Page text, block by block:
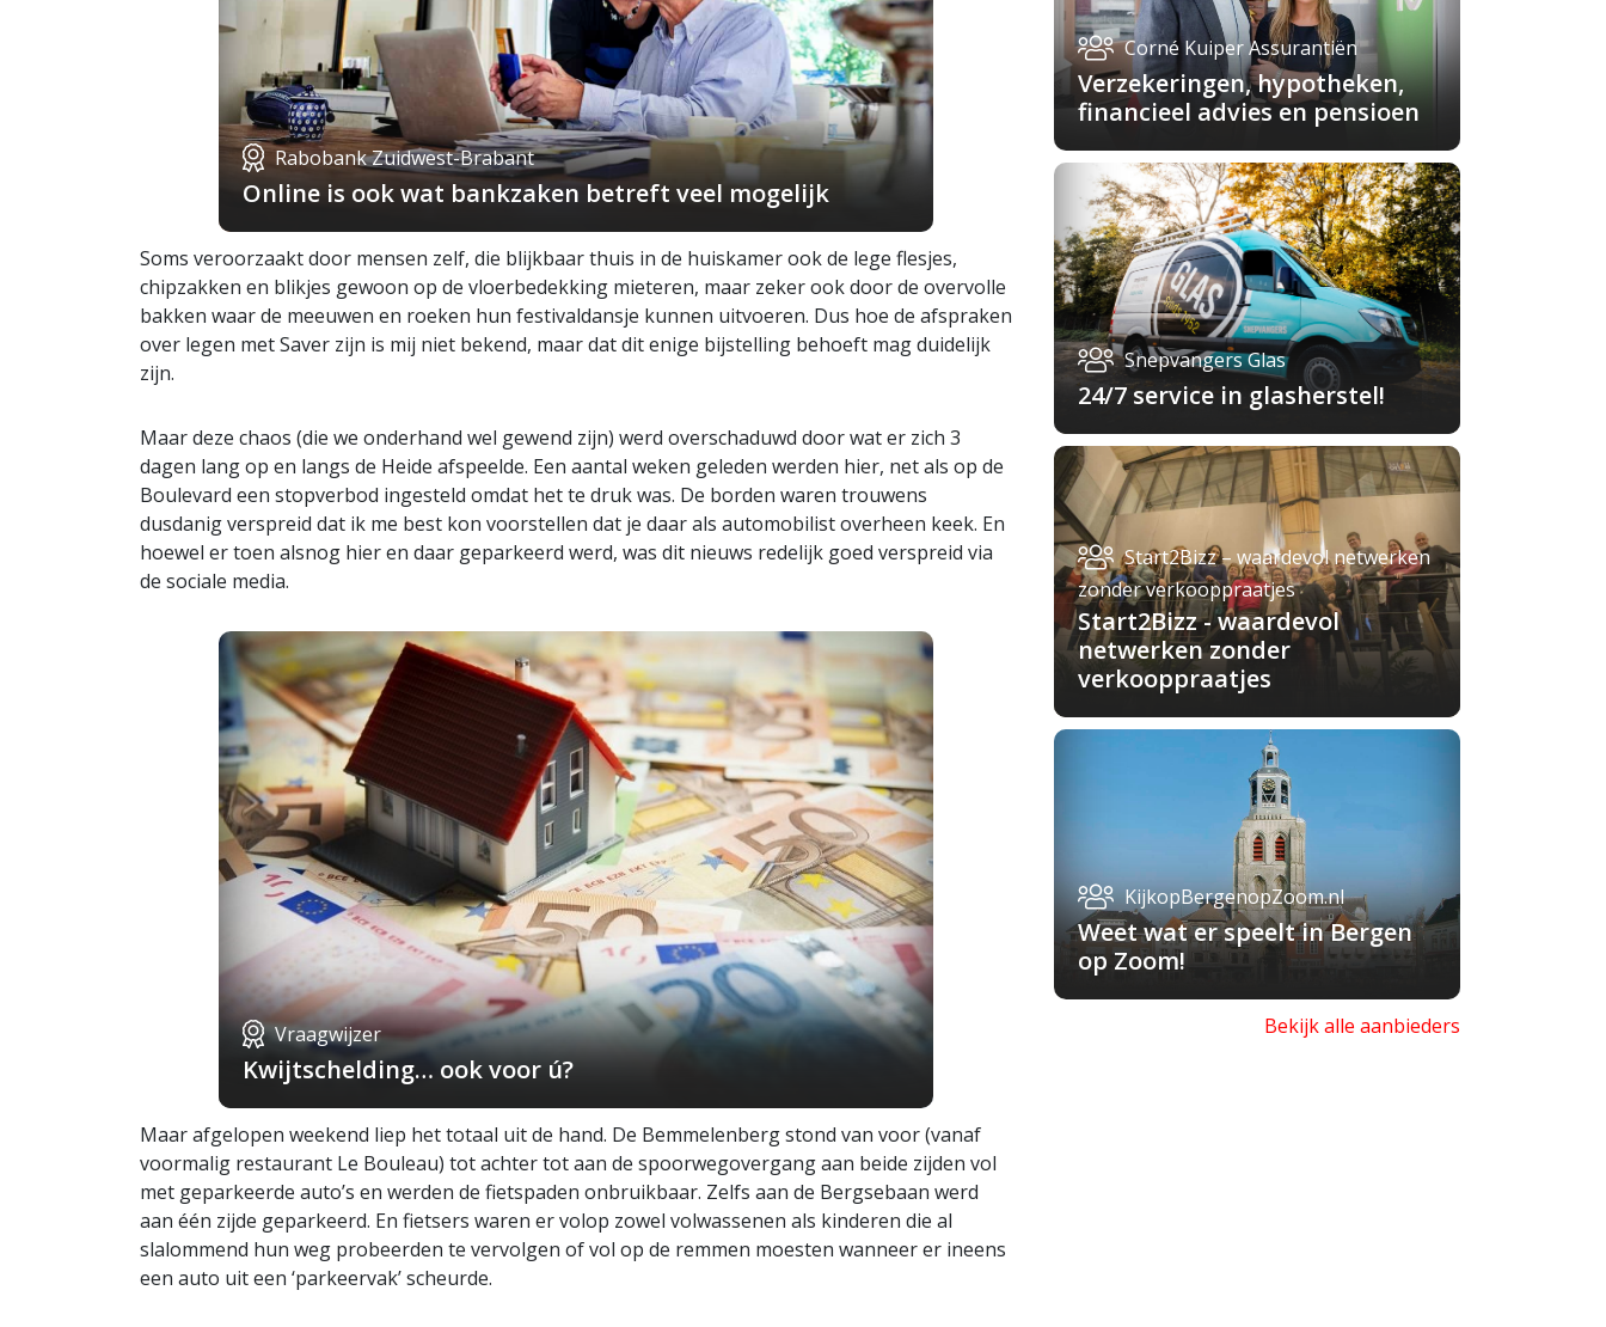
Rabobank Zuidwest-Brabant
Online is ook wat bankzaken betreft veel mogelijk
Soms veroorzaakt door mensen zelf, die blijkbaar thuis in de huiskamer ook de lege flesjes,
chipzakken en blikjes gewoon op de vloerbedekking mieteren, maar zeker ook door de overvolle
bakken waar de meeuwen en roeken hun festivaldansje kunnen uitvoeren. Dus hoe de afspraken
over legen met Saver zijn is mij niet bekend, maar dat dit enige bijstelling behoeft mag duidelijk
zijn.
Maar deze chaos (die we onderhand wel gewend zijn) werd overschaduwd door wat er zich 3
dagen lang op en langs de Heide afspeelde. Een aantal weken geleden werden hier, net als op de
Boulevard een stopverbod ingesteld omdat het te druk was. De borden waren trouwens
dusdanig verspreid dat ik me best kon voorstellen dat je daar als automobilist overheen keek. En
hoewel er toen alsnog hier en daar geparkeerd werd, was dit nieuws redelijk goed verspreid via
de sociale media.
Vraagwijzer
Kwijtschelding… ook voor ú?
Maar afgelopen weekend liep het totaal uit de hand. De Bemmelenberg stond van voor (vanaf
voormalig restaurant Le Bouleau) tot achter tot aan de spoorwegovergang aan beide zijden vol
met geparkeerde auto’s en werden de fietspaden onbruikbaar. Zelfs aan de Bergsebaan werd
aan één zijde geparkeerd. En fietsers waren er volop zowel volwassenen als kinderen die al
slalommend hun weg probeerden te vervolgen of vol op de remmen moesten wanneer er ineens
een auto uit een ‘parkeervak’ scheurde.
Corné Kuiper Assurantiën
Verzekeringen, hypotheken,
financieel advies en pensioen
Snepvangers Glas
24/7 service in glasherstel!
Start2Bizz – waardevol netwerken
zonder verkooppraatjes
Start2Bizz - waardevol
netwerken zonder
verkooppraatjes
KijkopBergenopZoom.nl
Weet wat er speelt in Bergen
op Zoom!
Bekijk alle aanbieders